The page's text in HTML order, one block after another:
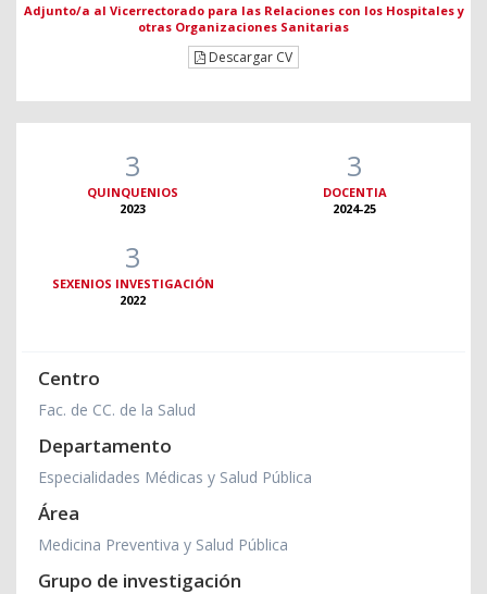
Adjunto/a al Vicerrectorado para las Relaciones con los Hospitales y
otras Organizaciones Sanitarias
Descargar CV
3
QUINQUENIOS
2023
3
DOCENTIA
2024-25
3
SEXENIOS INVESTIGACIÓN
2022
Centro
Fac. de CC. de la Salud
Departamento
Especialidades Médicas y Salud Pública
Área
Medicina Preventiva y Salud Pública
Grupo de investigación